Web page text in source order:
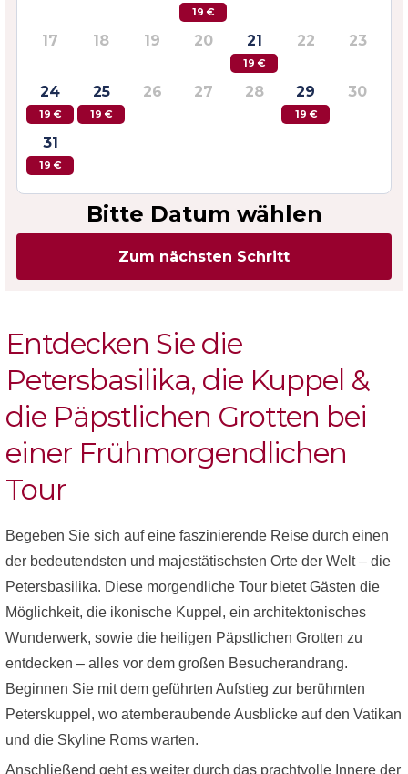
Entdecken Sie die
Petersbasilika, die Kuppel &
die Päpstlichen Grotten bei
einer Frühmorgendlichen
Tour
Begeben Sie sich auf eine faszinierende Reise durch einen
der bedeutendsten und majestätischsten Orte der Welt – die
Petersbasilika. Diese morgendliche Tour bietet Gästen die
Möglichkeit, die ikonische Kuppel, ein architektonisches
Wunderwerk, sowie die heiligen Päpstlichen Grotten zu
entdecken – alles vor dem großen Besucherandrang.
Beginnen Sie mit dem geführten Aufstieg zur berühmten
Peterskuppel, wo atemberaubende Ausblicke auf den Vatikan
und die Skyline Roms warten.
Anschließend geht es weiter durch das prachtvolle Innere der
19 €
17 18 19 20 21
19 €
22 23
24
19 €
25
19 €
26 27 28 29
19 €
30
31
19 €
Bitte Datum wählen
Zum nächsten Schritt